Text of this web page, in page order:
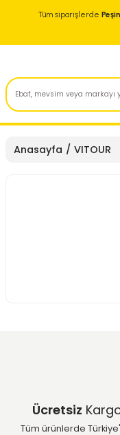
Tüm siparişlerde
Anasayfa VITOUR
Ücretsiz
Tüm ürünlerde